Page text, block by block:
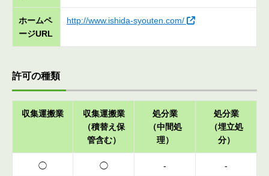
ホームペ
ージURL
http://www.ishida-syouten.com/
許可の種類
収集運搬業
収集運搬業
（積替え保
管含む）
処分業
（中間処
理）
処分業
（埋立処
分）
◯ ◯ - -